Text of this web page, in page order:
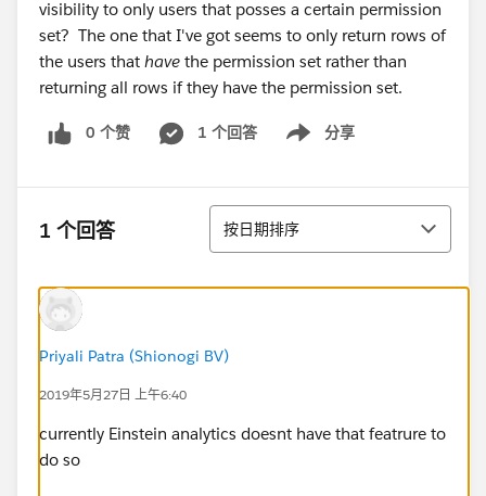
visibility to only users that posses a certain permission
set? The one that I've got seems to only return rows of
the users that have the permission set rather than
returning all rows if they have the permission set.
0 个赞 1 个回答 分享
Show menu
1 个回答 排序
按日期排序
Priyali Patra (Shionogi BV)
2019年5月27日 上午6:40
currently Einstein analytics doesnt have that featrure to
do so